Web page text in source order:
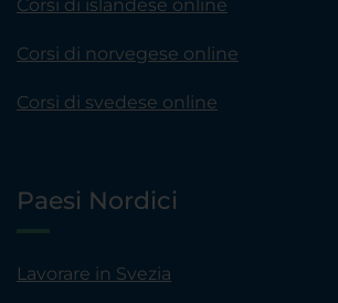
Corsi di islandese online
Corsi di norvegese online
Corsi di svedese online
Paesi Nordici
Lavorare in Svezia